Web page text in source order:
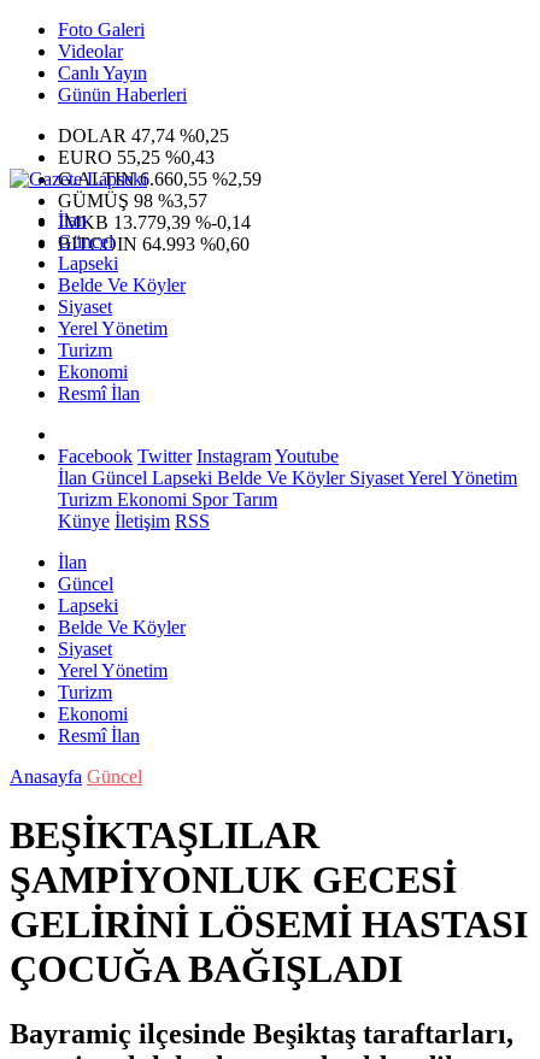
Foto Galeri
Videolar
Canlı Yayın
Günün Haberleri
DOLAR 47,74 %0,25
EURO 55,25 %0,43
G.ALTIN6.660,55 %2,59
GÜMÜŞ 98 %3,57
IMKB 13.779,39 %-0,14
BITCOIN 64.993 %0,60
İlan
Güncel
Lapseki
Belde Ve Köyler
Siyaset
Yerel Yönetim
Turizm
Ekonomi
Resmî İlan
Facebook Twitter InstagramYoutube
İlan Güncel Lapseki Belde Ve KöylerSiyasetYerel Yönetim
Turizm Ekonomi SporTarım
Künye İletişim RSS
İlan
Güncel
Lapseki
Belde Ve Köyler
Siyaset
Yerel Yönetim
Turizm
Ekonomi
Resmî İlan
Anasayfa Güncel
BEŞİKTAŞLILAR
ŞAMPİYONLUK GECESİ
GELİRİNİ LÖSEMİ HASTASI
ÇOCUĞA BAĞIŞLADI
Bayramiç ilçesinde Beşiktaş taraftarları,